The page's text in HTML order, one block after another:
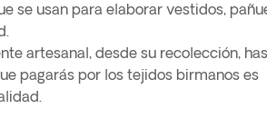
se usan para elaborar vestidos,
artesanal, desde su recolección,
pagarás por los tejidos birmanos es